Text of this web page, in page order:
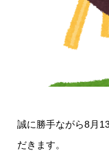
誠に勝手ながら8月
だきます。